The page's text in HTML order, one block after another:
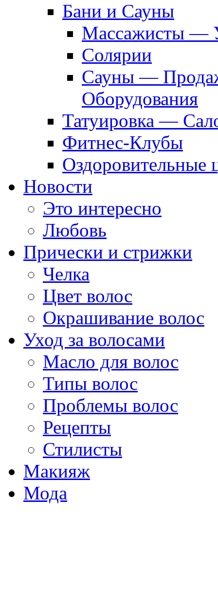
Бани и Сауны
Массажисты —
Солярии
Сауны —
Оборудования
Татуировка —
Фитнес-Клубы
Оздоровительные
Новости
Это интересно
Любовь
Прически и стрижки
Челка
Цвет волос
Окрашивание волос
Уход за волосами
Масло для волос
Типы волос
Проблемы волос
Рецепты
Стилисты
Макияж
Мода